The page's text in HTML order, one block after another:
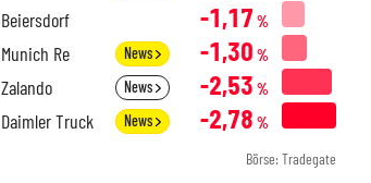
Beiersdorf -1,17 %
Munich Re News -1,30 %
Zalando News -2,53 %
Daimler Truck News -2,78 %
Börse: Tradegate